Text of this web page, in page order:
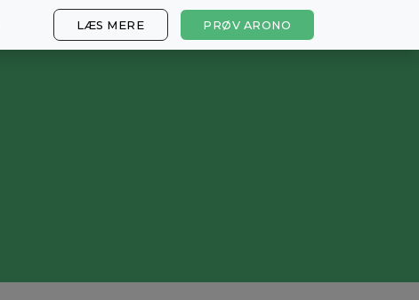
LÆS MERE PRØV ARONO